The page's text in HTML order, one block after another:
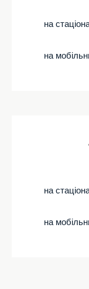
на
на
на
на